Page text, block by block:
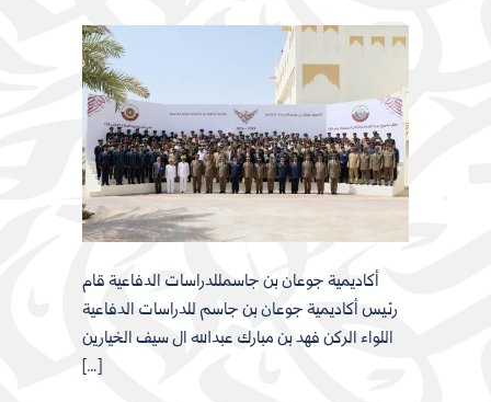
أكاديمية جوعان بن جاسمللدراسات الدفاعية قام
رئيس أكاديمية جوعان بن جاسم للدراسات الدفاعية
اللواء الركن فهد بن مبارك عبدالله ال سيف الخيارين
[…]